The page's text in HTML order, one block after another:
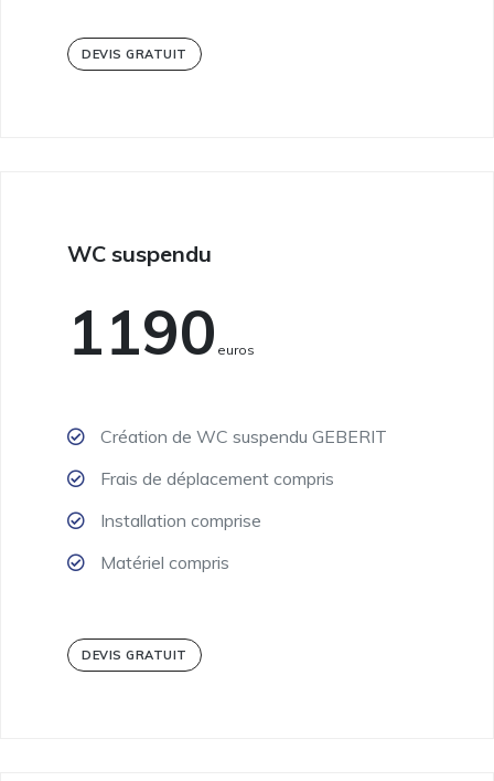
DEVIS GRATUIT
WC suspendu
1190 Euros
Création de WC suspendu GEBERIT
Frais de déplacement compris
Installation comprise
Matériel compris
DEVIS GRATUIT